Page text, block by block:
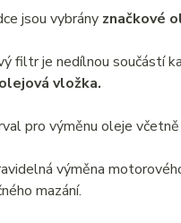
jsou vybrány značkové
filtr je nedílnou součástí
vložka.
pro výměnu oleje
výměna
mazání.